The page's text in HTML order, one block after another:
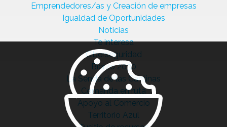
Emprendedores/as y Creación de empresas
Igualdad de Oportunidades
Noticias
Te interesa
Ciberseguridad
Bierzo 2030
La Senda de las Cantinas
Comanda en ruta
Apoyo al Comercio
Territorio Azul